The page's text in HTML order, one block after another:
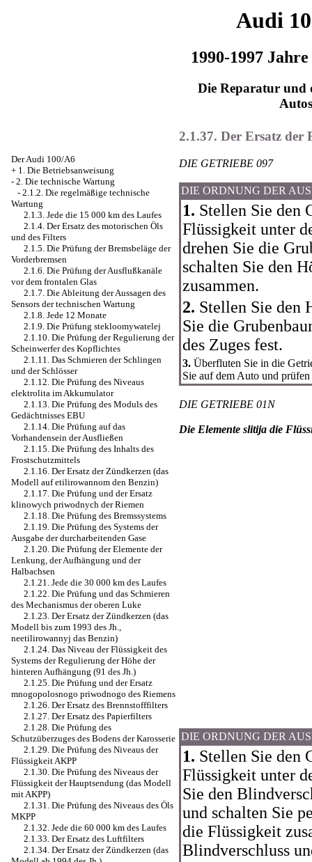
Audi
1990-1997
Die Reparatur und
Autos
Der Audi 100/A6
+ 1. Die Betriebsanweisung
- 2. Die technische Wartung
- 2.1.2. Die regelmäßige technische
Wartung
2.1.3. Jede die 15 000 km des Laufes
2.1.4. Der Ersatz des motorischen Öls
und des Filters
2.1.5. Die Prüfung der Bremsbeläge der
Vorderbremsen
2.1.6. Die Prüfung der Ausflußkanäle
vor dem frontalen Glas
2.1.7. Die Ableitung der Aussagen des
Sensors der technischen Wartung
2.1.8. Jede 12 Monate
2.1.9. Die Prüfung stekloomywatelej
2.1.10. Die Prüfung der Regulierung der
Scheinwerfer des Kopflichtes
2.1.11. Das Schmieren der Schlingen
und der Schlösser
2.1.12. Die Prüfung des Niveaus
elektrolita im Akkumulator
2.1.13. Die Prüfung des Moduls des
Gedächtnisses EBU
2.1.14. Die Prüfung auf das
Vorhandensein der Ausfließen
2.1.15. Die Prüfung des Inhalts des
Frostschutzmittels
2.1.16. Der Ersatz der Zündkerzen (das
Modell auf etilirowannom den Benzin)
2.1.17. Die Prüfung und der Ersatz
klinowych priwodnych der Riemen
2.1.18. Die Prüfung des Bremssystems
2.1.19. Die Prüfung des Systems der
Ausgabe der durcharbeitenden Gase
2.1.20. Die Prüfung der Elemente der
Lenkung, der Aufhängung und der
Halbachsen
2.1.21. Jede die 30 000 km des Laufes
2.1.22. Die Prüfung und das Schmieren
des Mechanismus der oberen Luke
2.1.23. Der Ersatz der Zündkerzen (das
Modell bis zum 1993 des Jh.,
neetilirowannyj das Benzin)
2.1.24. Das Niveau der Flüssigkeit des
Systems der Regulierung der Höhe der
hinteren Aufhängung (91 des Jh.)
2.1.25. Die Prüfung und der Ersatz
mnogopolosnogo priwodnogo des Riemens
2.1.26. Der Ersatz des Brennstofffilters
2.1.27. Der Ersatz des Papierfilters
2.1.28. Die Prüfung des
Schutzüberzuges des Bodens der Karosserie
2.1.29. Die Prüfung des Niveaus der
Flüssigkeit AKPP
2.1.30. Die Prüfung des Niveaus der
Flüssigkeit der Hauptsendung (das Modell
mit AKPP)
2.1.31. Die Prüfung des Niveaus des Öls
MKPP
2.1.32. Jede die 60 000 km des Laufes
2.1.33. Der Ersatz des Luftfilters
2.1.34. Der Ersatz der Zündkerzen (das
2.1.37. Der Ersatz der
DIE GETRIEBE 097
DIE ORDNUNG DER
1. Stellen Sie den
Flüssigkeit unter
drehen Sie die
schalten Sie den
zusammen.
2. Stellen Sie den
Sie die
des Zuges fest.
3. Überfluten Sie in die
Sie auf dem Auto und
DIE GETRIEBE 01N
Die Elemente slitija die
DIE ORDNUNG DER
1. Stellen Sie den
Flüssigkeit unter
Sie den
und schalten Sie
die Flüssigkeit
Blindverschluss